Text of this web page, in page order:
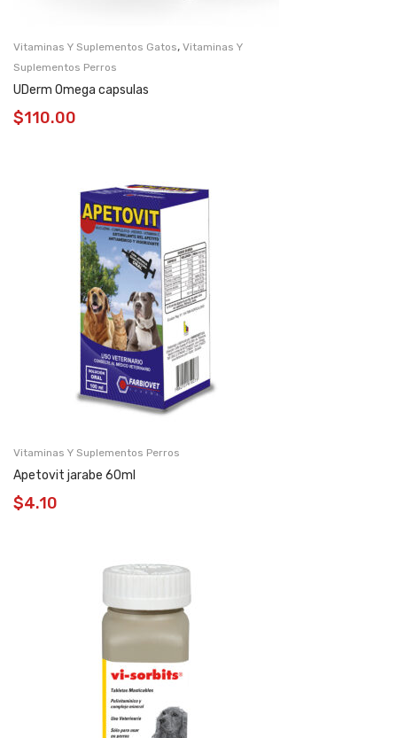
Vitaminas Y Suplementos Gatos, Vitaminas Y
Suplementos Perros
UDerm Omega capsulas
$110.00
Vitaminas Y Suplementos Perros
Apetovit jarabe 60ml
$4.10